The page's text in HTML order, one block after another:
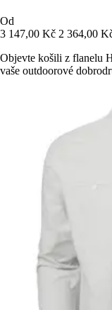
Od
3 147,00 Kč 2 364,00
Objevte košili z flanelu
vaše outdoorové